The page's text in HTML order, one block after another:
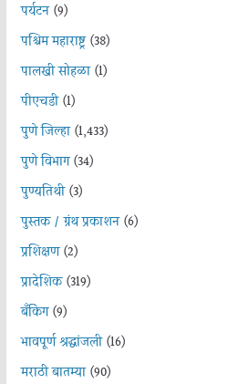
पर्यटन(9)
पश्चिम महाराष्ट्र(38)
पालखी सोहळा(1)
पीएचडी(1)
पुणे जिल्हा(1,433)
पुणे विभाग(34)
पुण्यतिथी(3)
पुस्तक / ग्रंथ प्रकाशन(6)
प्रशिक्षण(2)
प्रादेशिक(319)
बँकिंग(9)
भावपूर्ण श्रद्धांजली(16)
मराठी बातम्या(90)